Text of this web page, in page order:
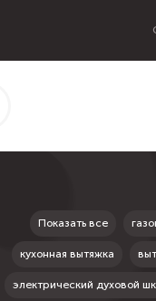
Показать все
кухонная вытяжка
электрический духовой